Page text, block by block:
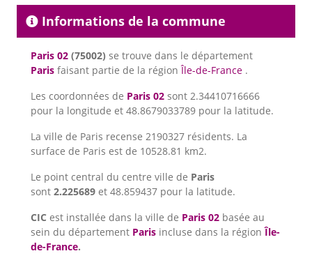
Informations de la commune
Paris 02 (75002) se trouve dans le département
Paris faisant partie de la régionÎle-de-France .
Les coordonnées de Paris 02 sont 2.34410716666
pour la longitude et 48.8679033789 pour la latitude.
La ville de Paris recense 2190327 résidents. La
surface de Paris est de 10528.81 km2.
Le point central du centre ville de Paris
sont 2.225689 et 48.859437 pour la latitude.
CIC est installée dans la ville de Paris 02 basée au
sein du département Paris incluse dans la régionÎle-
de-France.